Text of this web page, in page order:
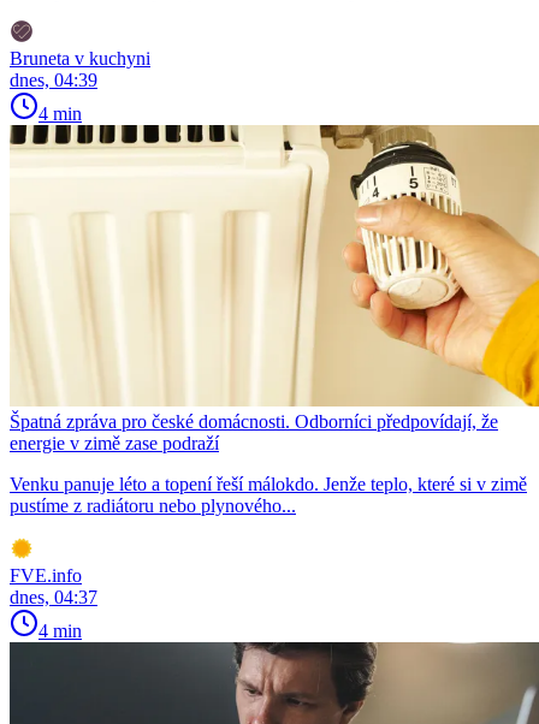
Bruneta v kuchyni
dnes, 04:39
4 min
Špatná zpráva pro české domácnosti. Odborníci předpovídají, že
energie v zimě zase podraží
Venku panuje léto a topení řeší málokdo. Jenže teplo, které si v zimě
pustíme z radiátoru nebo plynového...
FVE.info
dnes, 04:37
4 min